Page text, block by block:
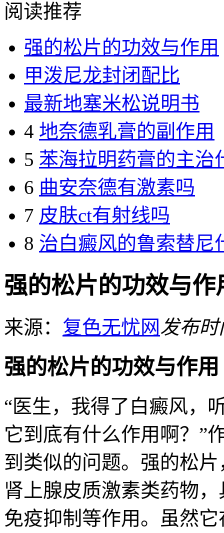
阅读推荐
强的松片的功效与作用
甲泼尼龙封闭配比
最新地塞米松说明书
4 地奈德乳膏的副作用
5 苯海拉明药膏的主治
6 曲安奈德有激素吗
7 皮肤ct有射线吗
8 治白癜风的鲁索替尼
强的松片的功效与作
来源： 复色无忧网发布时
强的松片的功效与作用
“医生，我得了白癜风，
它到底有什么作用啊？”
到类似的问题。强的松
肾上腺皮质激素类药物
免疫抑制等作用。虽然